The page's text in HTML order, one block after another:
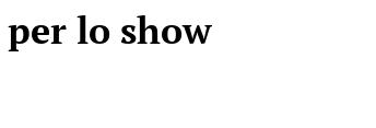
lo show